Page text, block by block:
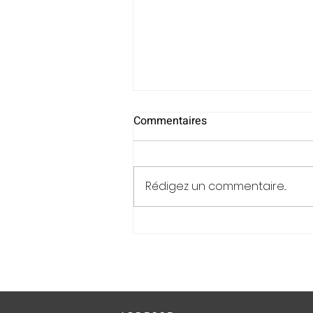
Commentaires
Rédigez un commentaire...